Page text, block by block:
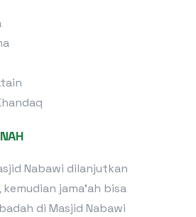
Nabawi dilanjutkan
jama’ah bisa
di Masjid Nabawi